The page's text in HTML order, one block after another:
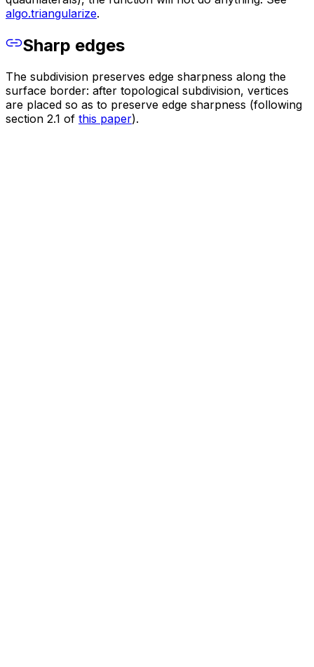
algo.triangularize.
Sharp edges
The subdivision preserves edge sharpness along the
surface border: after topological subdivision, vertices
are placed so as to preserve edge sharpness (following
section 2.1 of this paper).